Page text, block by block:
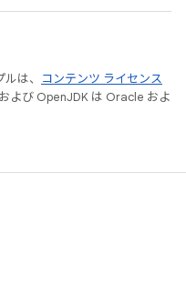
は、
コンテンツ ライセンス
よび OpenJDK は Oracle およ